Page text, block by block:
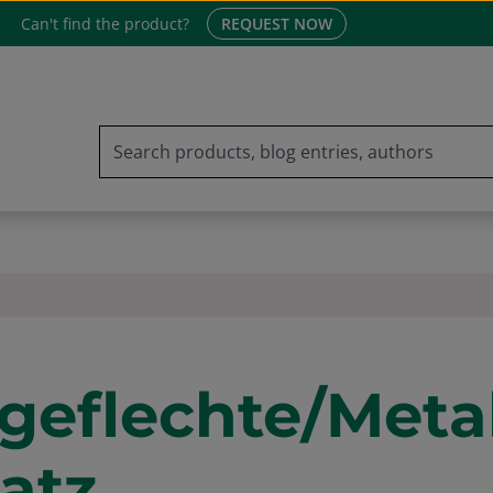
Can't find the product? REQUEST NOW